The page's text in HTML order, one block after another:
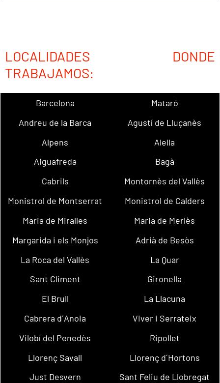
LOCALIDADES DONDE
TRABAJAMOS:
Barcelona
Mataró
Andreu de la Barca
Agustí de Lluçanès
Alpens
Alella
Aiguafreda
Bagà
Cabrils
Montornès del Vallès
Monistrol de Montserrat
Monistrol de Calders
Maria de Miralles
Maria de Merlès
Margarida i els Monjos
Adrià de Besòs
La Roca del Vallès
La Quar
Sant Climent
Gironella
El Brull
La Llacuna
Cabrera d´Anoia
Viver i Serrateix
Vilobí del Penedès
Ripollet
Llorenç Savall
Llorenç d´Hortons
Just Desvern
Sant Feliu de Llobregat